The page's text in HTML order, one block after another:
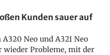
Kunden sauer auf
Neo und A321 Neo
wieder Probleme, mit der